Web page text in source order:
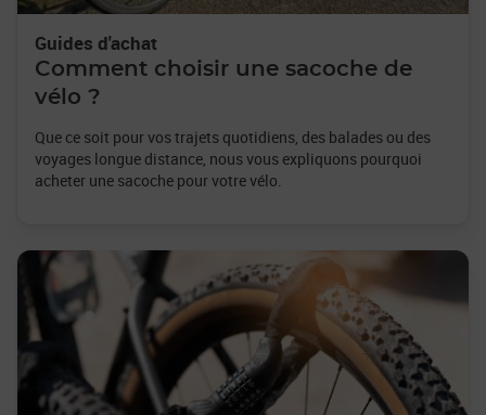
Guides d'achat
Comment choisir une sacoche de
vélo ?
Que ce soit pour vos trajets quotidiens, des balades ou des
voyages longue distance, nous vous expliquons pourquoi
acheter une sacoche pour votre vélo.